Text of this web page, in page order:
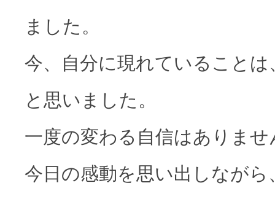
ました。
今、自分に現れていること
と思いました。
一度の変わる自信はありませ
今日の感動を思い出しなが